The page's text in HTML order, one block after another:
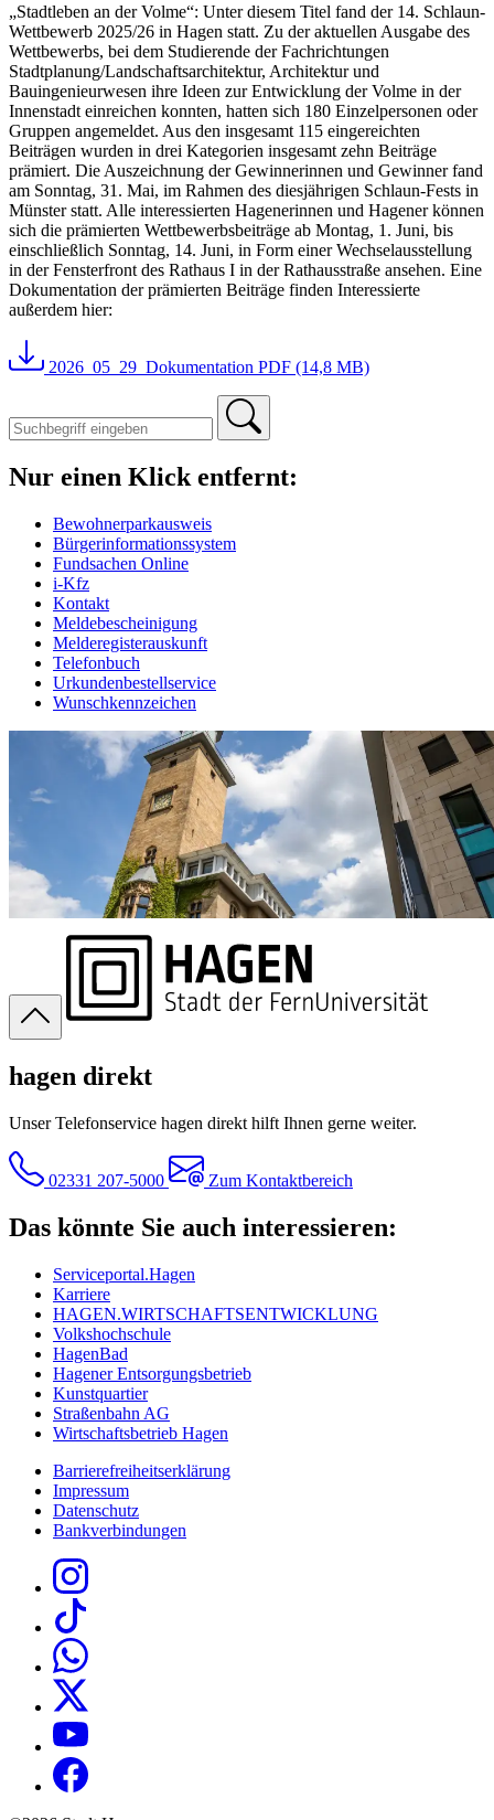
„Stadtleben an der Volme“: Unter diesem Titel fand der 14. Schlaun-
Wettbewerb 2025/26 in Hagen statt. Zu der aktuellen Ausgabe des
Wettbewerbs, bei dem Studierende der Fachrichtungen
Stadtplanung/Landschaftsarchitektur, Architektur und
Bauingenieurwesen ihre Ideen zur Entwicklung der Volme in der
Innenstadt einreichen konnten, hatten sich 180 Einzelpersonen oder
Gruppen angemeldet. Aus den insgesamt 115 eingereichten
Beiträgen wurden in drei Kategorien insgesamt zehn Beiträge
prämiert. Die Auszeichnung der Gewinnerinnen und Gewinner fand
am Sonntag, 31. Mai, im Rahmen des diesjährigen Schlaun-Fests in
Münster statt. Alle interessierten Hagenerinnen und Hagener können
sich die prämierten Wettbewerbsbeiträge ab Montag, 1. Juni, bis
einschließlich Sonntag, 14. Juni, in Form einer Wechselausstellung
in der Fensterfront des Rathaus I in der Rathausstraße ansehen. Eine
Dokumentation der prämierten Beiträge finden Interessierte
außerdem hier:
2026_05_29_Dokumentation PDF (14,8 MB)
Nur einen Klick entfernt:
Bewohnerparkausweis
Bürgerinformationssystem
Fundsachen Online
i-Kfz
Kontakt
Meldebescheinigung
Melderegisterauskunft
Telefonbuch
Urkundenbestellservice
Wunschkennzeichen
hagen direkt
Unser Telefonservice hagen direkt hilft Ihnen gerne weiter.
02331 207-5000 Zum Kontaktbereich
Das könnte Sie auch interessieren:
Serviceportal.Hagen
Karriere
HAGEN.WIRTSCHAFTSENTWICKLUNG
Volkshochschule
HagenBad
Hagener Entsorgungsbetrieb
Kunstquartier
Straßenbahn AG
Wirtschaftsbetrieb Hagen
Barrierefreiheitserklärung
Impressum
Datenschutz
Bankverbindungen